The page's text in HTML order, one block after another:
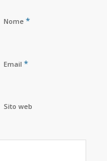
Nome *
Email *
Sito web